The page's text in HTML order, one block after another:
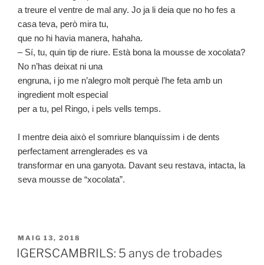
a treure el ventre de mal any. Jo ja li deia que no ho fes a
casa teva, però mira tu,
que no hi havia manera, hahaha.
– Sí, tu, quin tip de riure. Està bona la mousse de xocolata?
No n’has deixat ni una
engruna, i jo me n’alegro molt perquè l’he feta amb un
ingredient molt especial
per a tu, pel Ringo, i pels vells temps.
I mentre deia això el somriure blanquíssim i de dents
perfectament arrenglerades es va
transformar en una ganyota. Davant seu restava, intacta, la
seva mousse de “xocolata”.
MAIG 13, 2018
IGERSCAMBRILS: 5 anys de trobades